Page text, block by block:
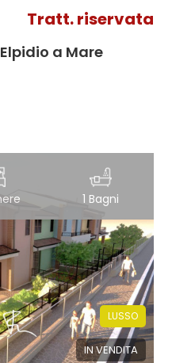
Tratt. riservata
a Mare
1 Bagni
IN VENDITA
LUSSO